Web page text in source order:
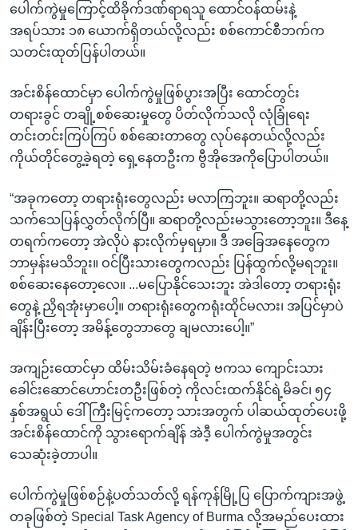
ပေါက်ကွဲမှုကြောင့်ထိခိုက်ဒဏ်ရာရသူ ထောင်ဝန်ထမ်းနဲ့
အရပ်သား ၁၈ ယောက်ရှိတယ်လို့လည်း စစ်ကောင်စီဘက်က
သတင်းထုတ်ပြန်ပါတယ်။
အင်းစိန်ထောင်မှာ ပေါက်ကွဲမှုဖြစ်ပွားအပြီး ထောင်တွင်း
တရားခွင် တချို့စစ်ဆေးမှုတွေ ပိတ်လိုက်သလို လုံခြုံရေး
တင်းတင်းကြပ်ကြပ် စစ်ဆေးတာတွေ လုပ်နေတယ်လို့လည်း
ကိုယ်တိုင်တွေ့ခဲ့ရတဲ့ ရှေ့နေတဦးက ဗွီအိုအေကိုပြောပါတယ်။
“အခုကတော့ တရားရုံးတွေလည်း မလာကြဘူး။ ဆရာတို့လည်း
သက်သေပြန်လွှတ်လိုက်ပြီ။ ဆရာတို့လည်းမသွားတော့ဘူး။ ဒီနေ့
တရက်ကတော့ အဲလိုပဲ နားလိုက်မှရမှာ။ ဒီ အခြေအနေတွေက
ဘာမှန်းမသိဘူး။ ဝင်ပြီးသားတွေကလည်း ပြန်ထွက်လို့မရဘူး။
စစ်ဆေးနေတော့လေ။ ...မပြောနိုင်သေးဘူး အဲဒါတော့ တရားရုံး
တွေနဲ့ ညှိရအုံးမှာပေါ့။ တရားရုံးတွေကရုံးထိုင်မလား၊ အပြင်မှာပဲ
ချိန်းပြီးတော့ အမိန့်တွေဘာတွေ ချမလားပေါ့။”
အကျဉ်းထောင်မှာ ထိမ်းသိမ်းခံနေရတဲ့ ဗကသ ကျောင်းသား
ခေါင်းဆောင်ဟောင်းတဦးဖြစ်တဲ့ ကိုလင်းထက်နိုင်ရဲ့မိခင်၊ ၅၄
နှစ်အရွယ် ဒေါ်ကြီးမြင့်ကတော့ သားအတွက် ပါဆယ်ထုတ်ပေးဖို့
အင်းစိန်ထောင်ကို သွားရောက်ချိန် အဲဒီ့ ပေါက်ကွဲမှုအတွင်း
သေဆုံးခဲ့တာပါ။
ပေါက်ကွဲမှုဖြစ်စဉ်နဲ့ပတ်သတ်လို့ ရန်ကုန်မြို့ပြ ပြောက်ကျားအဖွဲ့
တခုဖြစ်တဲ့ Special Task Agency of Burma လို့အမည်ပေးထား